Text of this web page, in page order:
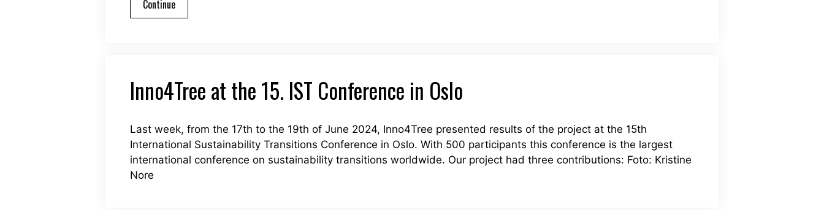
Continue
Inno4Tree at the 15. IST Conference in Oslo
Last week, from the 17th to the 19th of June 2024, Inno4Tree presented results of the project at the 15th
International Sustainability Transitions Conference in Oslo. With 500 participants this conference is the largest
international conference on sustainability transitions worldwide. Our project had three contributions: Foto: Kristine
Nore